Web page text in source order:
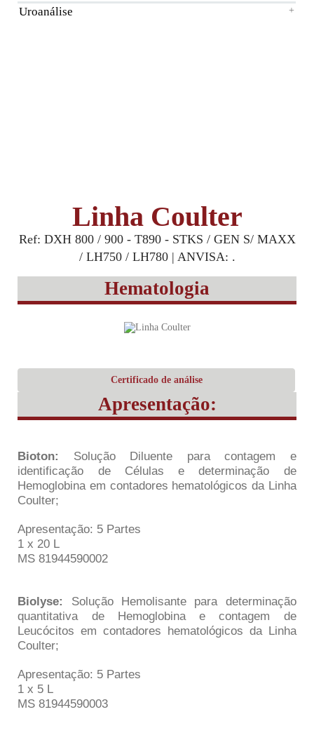
Uroanálise +
Linha Coulter
Ref: DXH 800 / 900 - T890 - STKS / GEN S/ MAXX
/ LH750 / LH780 | ANVISA: .
Hematologia
Certificado de análise
Apresentação:
Bioton: Solução Diluente para contagem e
identificação de Células e determinação de
Hemoglobina em contadores hematológicos da Linha
Coulter;
Apresentação: 5 Partes
1 x 20 L
MS 81944590002
Biolyse:
Solução Hemolisante para determinação
quantitativa de Hemoglobina e contagem de
Leucócitos em contadores hematológicos da Linha
Coulter;
Apresentação: 5 Partes
1 x 5 L
MS 81944590003